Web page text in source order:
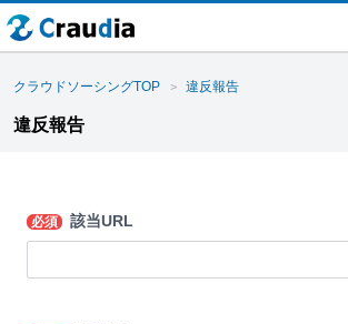
クラウドソーシングTOP 違反報告
違反報告
必須 該当URL